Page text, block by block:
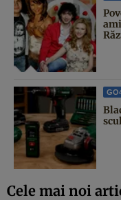
Cele mai noi